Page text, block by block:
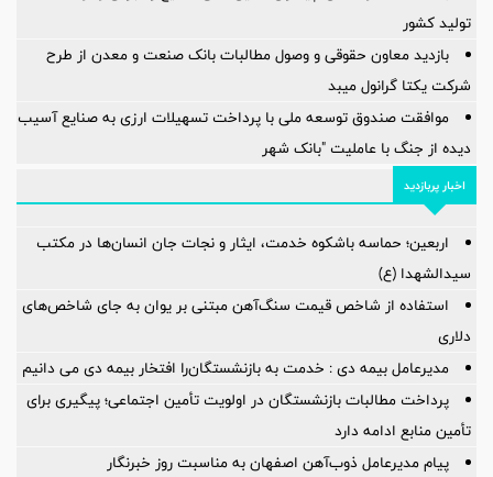
تولید کشور
بازدید معاون حقوقی و وصول مطالبات بانک صنعت و معدن از طرح
شرکت یکتا گرانول میبد
موافقت صندوق توسعه ملی با پرداخت تسهیلات ارزی به صنایع آسیب
دیده از جنگ با عاملیت "بانک شهر
اخبار پربازدید
اربعین؛ حماسه باشکوه خدمت، ایثار و نجات جان انسان‌ها در مکتب
سیدالشهدا (ع)
استفاده از شاخص قیمت سنگ‌آهن مبتنی بر یوان به جای شاخص‌های
دلاری
مدیرعامل بیمه دی : خدمت به بازنشستگان‌را افتخار بیمه دی می دانیم
پرداخت مطالبات بازنشستگان در اولویت تأمین اجتماعی؛ پیگیری برای
تأمین منابع ادامه دارد
پیام مدیرعامل ذوب‌آهن اصفهان به مناسبت روز خبرنگار